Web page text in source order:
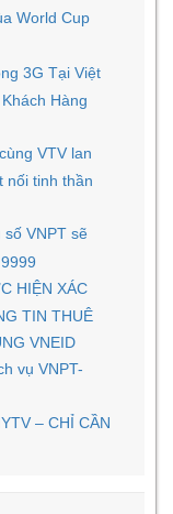
World Cup
3G Tại Việt
Hàng
VTV lan
nối tinh thần
số VNPT sẽ
HIỆN XÁC
TIN THUÊ
VNEID
vụ VNPT-
– CHỈ CẦN